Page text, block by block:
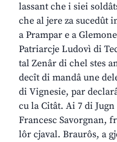
lassant che i siei
che al jere za sucedût
a Prampar e a
Patriarcje Ludovì di
tal Zenâr di chel stes
decît di mandâ une
di Vignesie, par
cu la Citât. Ai 7 di
Francesc Savorgnan,
lôr cjaval. Braurôs, a